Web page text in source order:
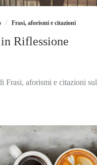
Frasi, aforismi e citazioni
in Riflessione
Frasi, aforismi e citazioni